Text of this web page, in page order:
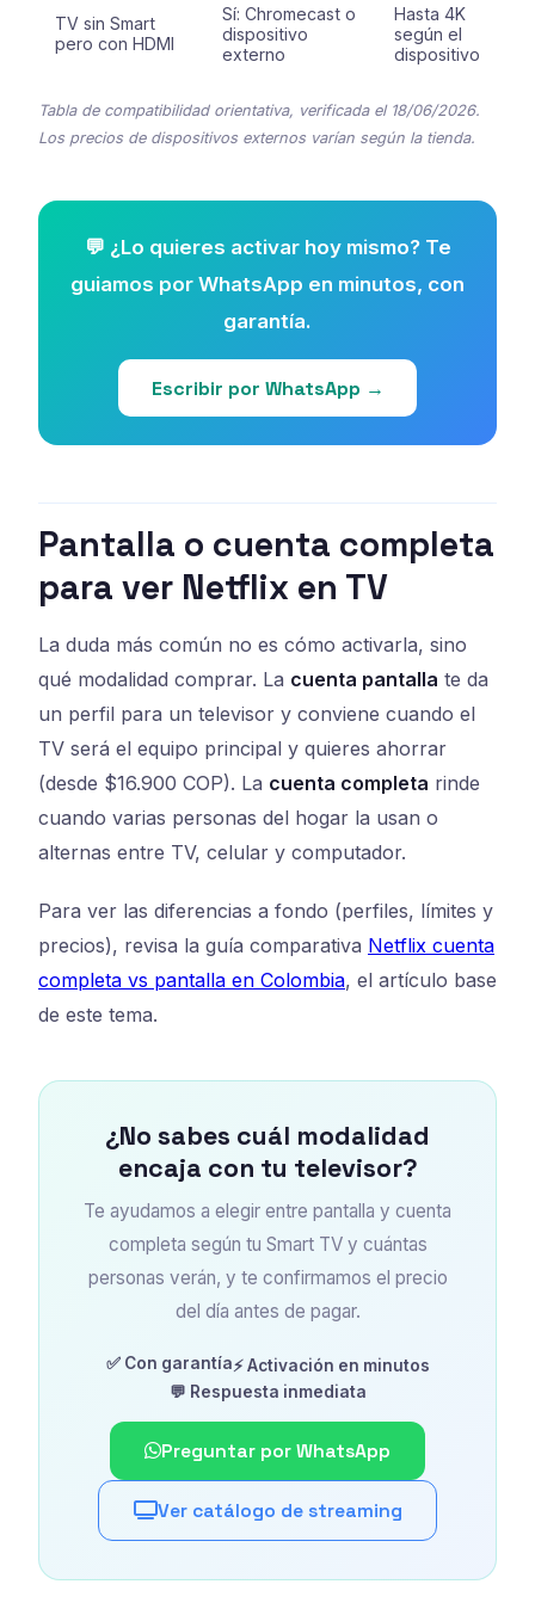
TV sin Smart
pero con HDMI
Sí: Chromecast o
dispositivo
externo
Hasta 4K
según el
dispositivo
Tabla de compatibilidad orientativa, verificada el 18/06/2026.
Los precios de dispositivos externos varían según la tienda.
💬 ¿Lo quieres activar hoy mismo? Te
guiamos por WhatsApp en minutos, con
garantía.
Escribir por WhatsApp →
Pantalla o cuenta completa
para ver Netflix en TV
La duda más común no es cómo activarla, sino
qué modalidad comprar. La cuenta pantalla te da
un perfil para un televisor y conviene cuando el
TV será el equipo principal y quieres ahorrar
(desde $16.900 COP). La cuenta completa rinde
cuando varias personas del hogar la usan o
alternas entre TV, celular y computador.
Para ver las diferencias a fondo (perfiles, límites y
precios), revisa la guía comparativa Netflix cuenta
completa vs pantalla en Colombia, el artículo base
de este tema.
¿No sabes cuál modalidad
encaja con tu televisor?
Te ayudamos a elegir entre pantalla y cuenta
completa según tu Smart TV y cuántas
personas verán, y te confirmamos el precio
del día antes de pagar.
✅ Con garantía⚡ Activación en minutos
💬 Respuesta inmediata
Preguntar por WhatsApp
Ver catálogo de streaming